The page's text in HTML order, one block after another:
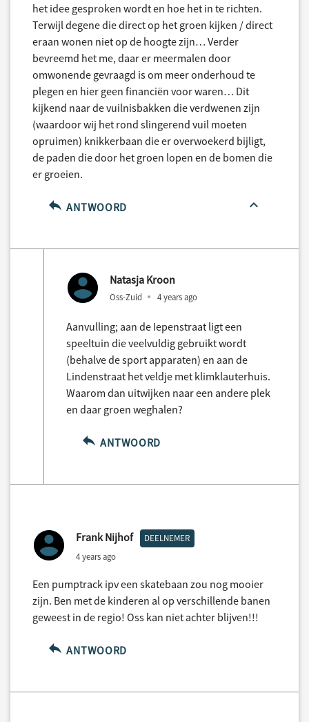
het idee gesproken wordt en hoe het in te richten.
Terwijl degene die direct op het groen kijken / direct
eraan wonen niet op de hoogte zijn… Verder
bevreemd het me, daar er meermalen door
omwonende gevraagd is om meer onderhoud te
plegen en hier geen financiën voor waren… Dit
kijkend naar de vuilnisbakken die verdwenen zijn
(waardoor wij het rond slingerend vuil moeten
opruimen) knikkerbaan die er overwoekerd bijligt,
de paden die door het groen lopen en de bomen die
er groeien.
ANTWOORD
Natasja Kroon
Oss-Zuid 4 years ago
Aanvulling; aan de Iepenstraat ligt een
speeltuin die veelvuldig gebruikt wordt
(behalve de sport apparaten) en aan de
Lindenstraat het veldje met klimklauterhuis.
Waarom dan uitwijken naar een andere plek
en daar groen weghalen?
ANTWOORD
Frank Nijhof DEELNEMER
4 years ago
Een pumptrack ipv een skatebaan zou nog mooier
zijn. Ben met de kinderen al op verschillende banen
geweest in de regio! Oss kan niet achter blijven!!!
ANTWOORD